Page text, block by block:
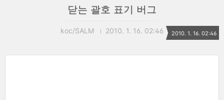
닫는 괄호 표기 버그
koc/SALM 2010. 1. 16. 02:46 2010. 1. 16. 02:46